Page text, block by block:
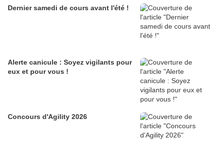
Dernier samedi de cours avant l'été !
Alerte canicule : Soyez vigilants pour
eux et pour vous !
Concours d'Agility 2026